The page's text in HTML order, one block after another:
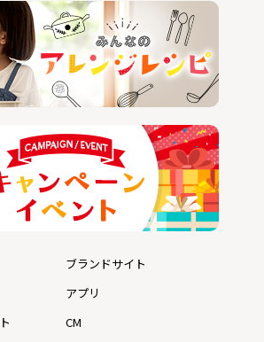
ブランドサイト
アプリ
CM